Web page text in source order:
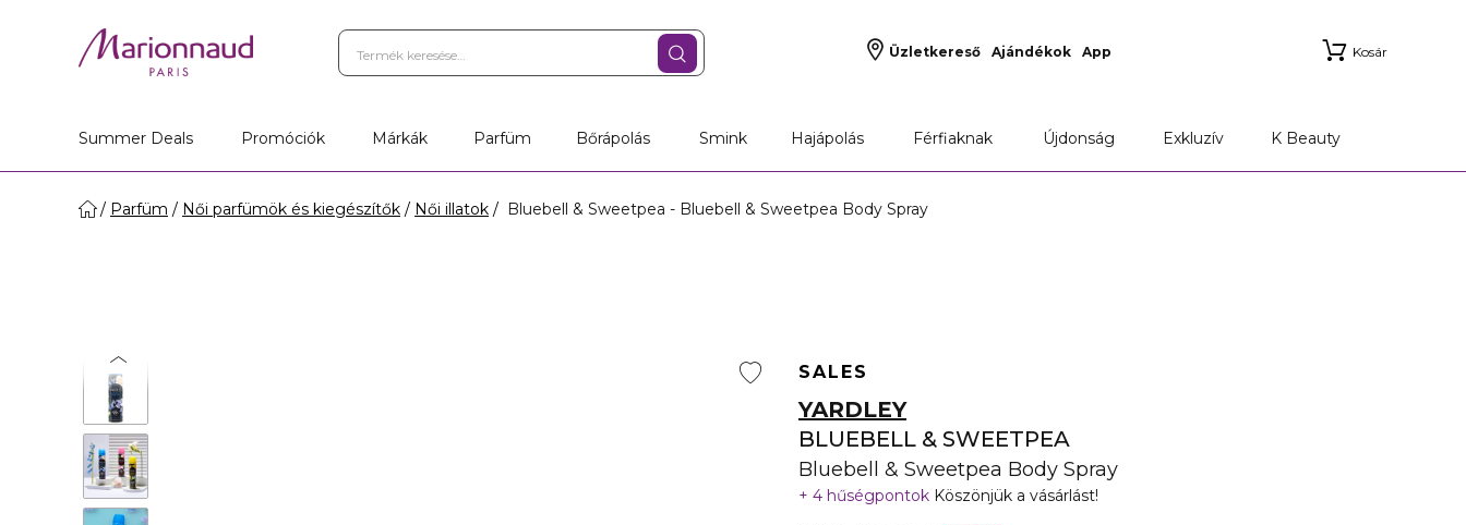
Üzletkereső Ajándékok App Kosár
Summer Deals Promóciók Márkák Parfüm Bőrápolás Smink Hajápolás Férfiaknak Újdonság Exkluzív K Beauty
Parfüm Női parfümök és kiegészítők Női illatok Bluebell & Sweetpea - Bluebell & Sweetpea Body Spray
SALES
YARDLEY
BLUEBELL & SWEETPEA
Bluebell & Sweetpea Body Spray
4 hűségpontok Köszönjük a vásárlást!